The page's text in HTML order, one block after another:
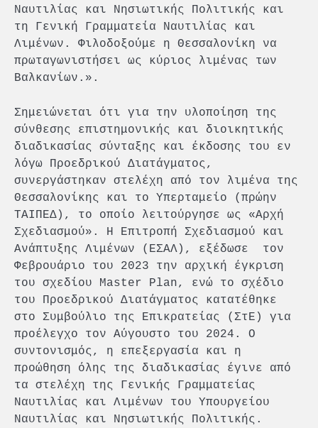
Ναυτιλίας και Νησιωτικής Πολιτικής και
τη Γενική Γραμματεία Ναυτιλίας και
Λιμένων. Φιλοδοξούμε η Θεσσαλονίκη να
πρωταγωνιστήσει ως κύριος λιμένας των
Βαλκανίων.».
Σημειώνεται ότι για την υλοποίηση της
σύνθεσης επιστημονικής και διοικητικής
διαδικασίας σύνταξης και έκδοσης του εν
λόγω Προεδρικού Διατάγματος,
συνεργάστηκαν στελέχη από τον λιμένα της
Θεσσαλονίκης και το Υπερταμείο (πρώην
ΤΑΙΠΕΔ), το οποίο λειτούργησε ως «Αρχή
Σχεδιασμού». Η Επιτροπή Σχεδιασμού και
Ανάπτυξης Λιμένων (ΕΣΑΛ), εξέδωσε τον
Φεβρουάριο του 2023 την αρχική έγκριση
του σχεδίου Master Plan, ενώ το σχέδιο
του Προεδρικού Διατάγματος κατατέθηκε
στο Συμβούλιο της Επικρατείας (ΣτΕ) για
προέλεγχο τον Αύγουστο του 2024. Ο
συντονισμός, η επεξεργασία και η
προώθηση όλης της διαδικασίας έγινε από
τα στελέχη της Γενικής Γραμματείας
Ναυτιλίας και Λιμένων του Υπουργείου
Ναυτιλίας και Νησιωτικής Πολιτικής.